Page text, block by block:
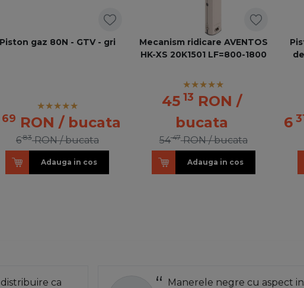
Piston gaz 80N - GTV - gri
69 RON / bucata
683 RON / bucata
Adauga in cos
Mecanism ridicare AVENTOS
HK-XS 20K1501 LF=800-1800
45 13 RON /
bucata
5447 RON / bucata
Adauga in cos
6
ca Manerele negre cu aspect